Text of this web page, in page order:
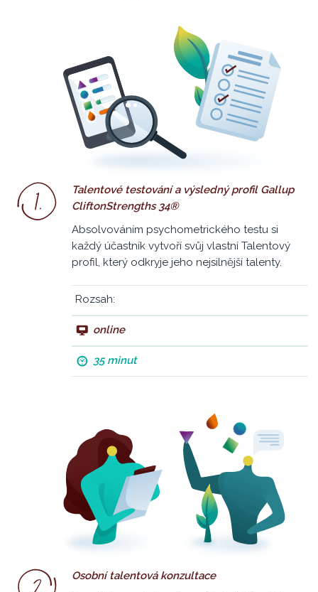
Talentové testování a výsledný profil Gallup
CliftonStrengths 34®
Absolvováním psychometrického testu si
každý účastník vytvoří svůj vlastní Talentový
profil, který odkryje jeho nejsilnější talenty.
Rozsah:
online
35 minut
Osobní talentová konzultace